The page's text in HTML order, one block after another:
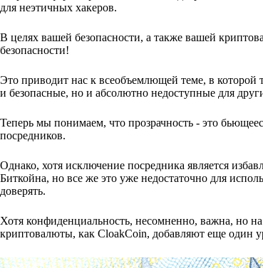
для неэтичных хакеров.
В целях вашей безопасности, а также вашей
безопасности!
Это приводит нас к всеобъемлющей теме, в которой
и безопасные, но и абсолютно недоступные для
Теперь мы понимаем, что прозрачность - это
посредников.
Однако, хотя исключение посредника является
Биткойна, но все же это уже недостаточно для
доверять.
Хотя конфиденциальность, несомненно, важна, но
криптовалюты, как CloakCoin, добавляют еще один